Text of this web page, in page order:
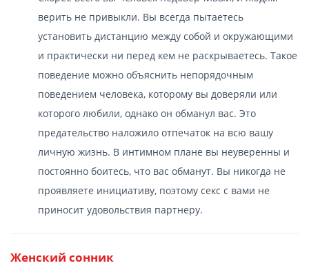
верить не привыкли. Вы всегда пытаетесь
установить дистанцию между собой и окружающими
и практически ни перед кем не раскрываетесь. Такое
поведение можно объяснить непорядочным
поведением человека, которому вы доверяли или
которого любили, однако он обманул вас. Это
предательство наложило отпечаток на всю вашу
личную жизнь. В интимном плане вы неуверенны и
постоянно боитесь, что вас обманут. Вы никогда не
проявляете инициативу, поэтому секс с вами не
приносит удовольствия партнеру.
Женский сонник